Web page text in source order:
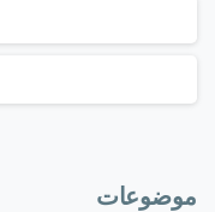
موضوعات